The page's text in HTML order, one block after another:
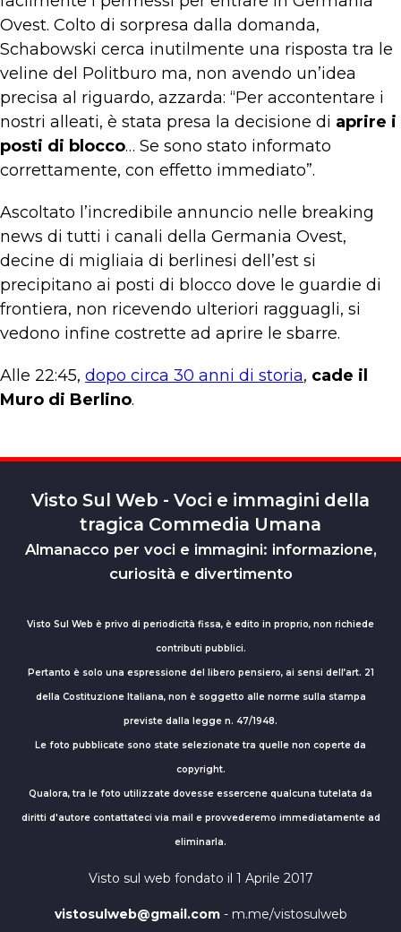
Ovest. Colto di sorpresa dalla domanda,
Schabowski cerca inutilmente una risposta tra le
veline del Politburo ma, non avendo un’idea
precisa al riguardo, azzarda: “Per accontentare i
nostri alleati, è stata presa la decisione di aprire i
posti di blocco… Se sono stato informato
correttamente, con effetto immediato”.
Ascoltato l’incredibile annuncio nelle breaking
news di tutti i canali della Germania Ovest,
decine di migliaia di berlinesi dell’est si
precipitano ai posti di blocco dove le guardie di
frontiera, non ricevendo ulteriori ragguagli, si
vedono infine costrette ad aprire le sbarre.
Alle 22:45, dopo circa 30 anni di storia, cade il
Muro di Berlino.
Visto Sul Web - Voci e immagini della
tragica Commedia Umana
Almanacco per voci e immagini: informazione,
curiosità e divertimento
Visto Sul Web è privo di periodicità fissa, è edito in proprio, non richiede
contributi pubblici.
Pertanto è solo una espressione del libero pensiero, ai sensi dell’art. 21
della Costituzione Italiana, non è soggetto alle norme sulla stampa
previste dalla legge n. 47/1948.
Le foto pubblicate sono state selezionate tra quelle non coperte da
copyright.
Qualora, tra le foto utilizzate dovesse essercene qualcuna tutelata da
diritti d'autore contattateci via mail e provvederemo immediatamente ad
eliminarla.
Visto sul web fondato il 1 Aprile 2017
vistosulweb@gmail.com- m.me/vistosulweb